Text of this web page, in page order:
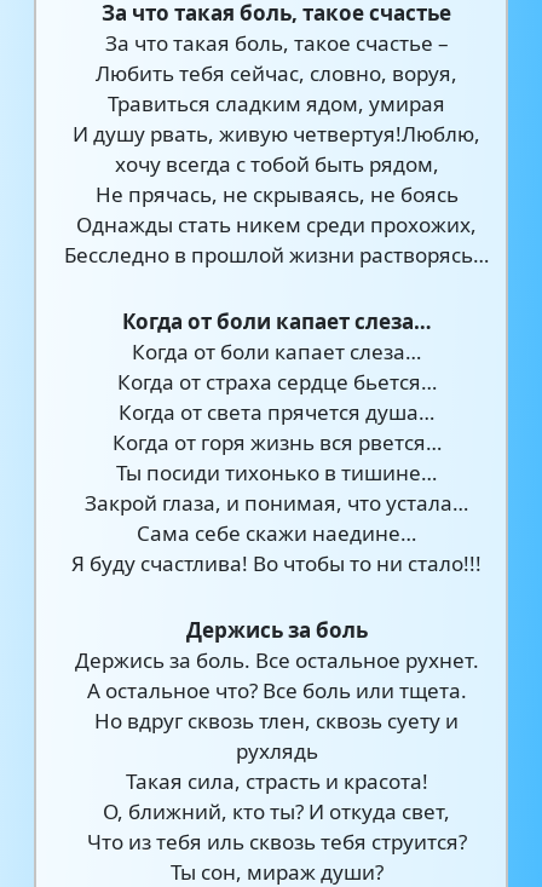
За что такая боль, такое счастье
За что такая боль, такое счастье –
Любить тебя сейчас, словно, воруя,
Травиться сладким ядом, умирая
И душу рвать, живую четвертуя!Люблю,
хочу всегда с тобой быть рядом,
Не прячась, не скрываясь, не боясь
Однажды стать никем среди прохожих,
Бесследно в прошлой жизни растворясь…
Когда от боли капает слеза…
Когда от боли капает слеза…
Когда от страха сердце бьется…
Когда от света прячется душа…
Когда от горя жизнь вся рвется…
Ты посиди тихонько в тишине…
Закрой глаза, и понимая, что устала…
Сама себе скажи наедине…
Я буду счастлива! Во чтобы то ни стало!!!
Держись за боль
Держись за боль. Все остальное рухнет.
А остальное что? Все боль или тщета.
Но вдруг сквозь тлен, сквозь суету и
рухлядь
Такая сила, страсть и красота!
О, ближний, кто ты? И откуда свет,
Что из тебя иль сквозь тебя струится?
Ты сон, мираж души?